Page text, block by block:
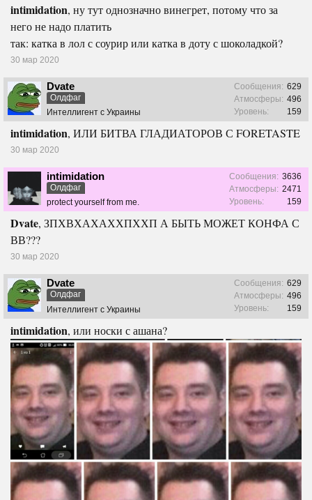
intimidation, ну тут однозначно винегрет, потому что за
него не надо платить
так: катка в лол с соурир или катка в доту с шоколадкой?
30 мар 2020
Dvate
Олдфаг
Интеллигент с Украины
Сообщения: 629
Атмосферы: 496
Уровень:
159
intimidation, ИЛИ БИТВА ГЛАДИАТОРОВ С FORETASTE
30 мар 2020
intimidation
Олдфаг
protect yourself from me.
Сообщения: 3636
Атмосферы: 2471
Уровень:
159
Dvate, ЗПХВХАХАХХПХХП А БЫТЬ МОЖЕТ КОНФА С
ВВ???
30 мар 2020
Dvate
Олдфаг
Интеллигент с Украины
Сообщения: 629
Атмосферы: 496
Уровень:
159
intimidation, или носки с ашана?